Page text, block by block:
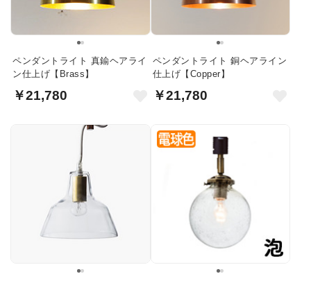
ペンダントライト 真鍮ヘアライ
ン仕上げ【Brass】
￥21,780
ペンダントライト 銅ヘアライン
仕上げ【Copper】
￥21,780